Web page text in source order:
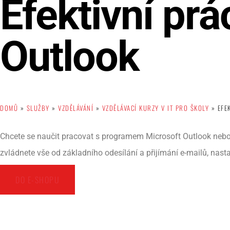
Efektivní
Outlook
DOMŮ » SLUŽBY » VZDĚLÁVÁNÍ » VZDĚLÁVACÍ KURZY V IT PRO ŠKOLY »
Chcete se naučit pracovat s programem Microsoft Outlook
zvládnete vše od základního odesílání a přijímání e-mailů,
DO E-SHOPU